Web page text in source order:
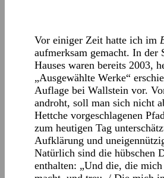
Vor einiger Zeit hatte ich im
aufmerksam gemacht. In der
Hauses waren bereits 2003,
„Ausgewählte Werke“
Auflage bei Wallstein vor.
androht, soll man sich nicht
Hettche vorgeschlagenen
zum heutigen Tag
Aufklärung und
Natürlich sind die hübschen
enthalten: „Und die, die